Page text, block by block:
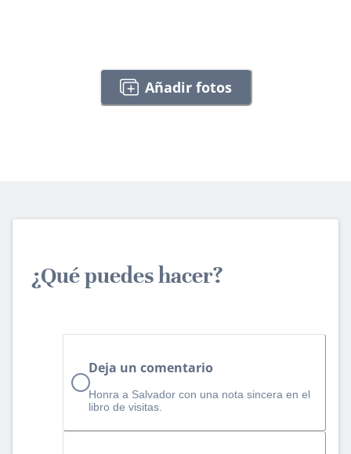
Añadir fotos
¿Qué puedes hacer?
Deja un comentario
Honra a Salvador con una nota sincera en el
libro de visitas.